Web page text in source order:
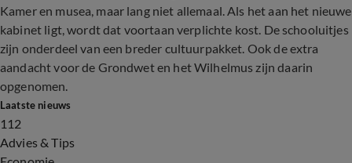
Kamer en musea, maar lang niet allemaal. Als het aan het nieuwe
kabinet ligt, wordt dat voortaan verplichte kost. De schooluitjes
zijn onderdeel van een breder cultuurpakket. Ook de extra
aandacht voor de Grondwet en het Wilhelmus zijn daarin
opgenomen.
Laatste nieuws
112
Advies & Tips